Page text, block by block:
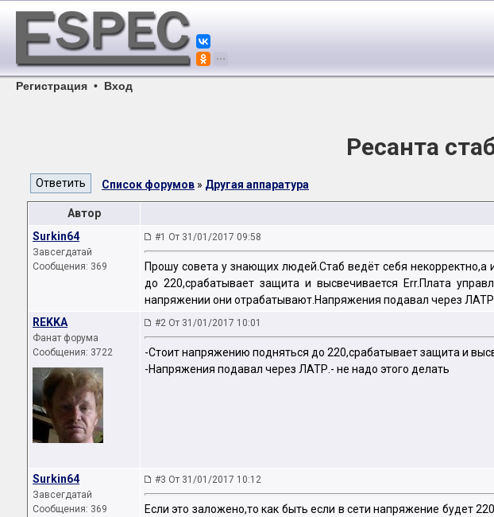
Регистрация • Вход
Ресанта
Список форумов » Другая аппаратура
Автор
Surkin64
Завсегдатай
Сообщения: 369
#1 От 31/01/2017 09:58
Прошу совета у знающих людей.Стаб ведёт себя
до 220,срабатывает защита и высвечивается Err.Плата
напряжении они отрабатывают.Напряжения подавал через
REKKA
Фанат форума
Сообщения: 3722
#2 От 31/01/2017 10:01
-Стоит напряжению подняться до 220,срабатывает защита и
-Напряжения подавал через ЛАТР.- не надо этого делать
Surkin64
Завсегдатай
Сообщения: 369
#3 От 31/01/2017 10:12
Если это заложено,то как быть если в сети напряжение будет